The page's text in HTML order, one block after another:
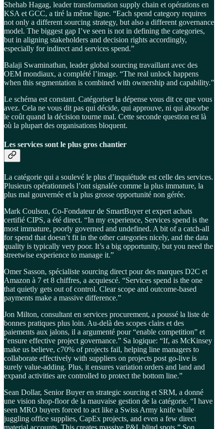
Shehab Hagag, leader transformation supply chain et opérations en
KSA et GCC, a tiré la même ligne. “Each spend category requires
not only a different sourcing strategy, but also a different governance
model. The biggest gap I’ve seen is not in defining the categories,
but in aligning stakeholders and decision rights accordingly,
especially for indirect and services spend.”
Balaji Swaminathan, leader global sourcing travaillant avec des
OEM mondiaux, a complété l’image. “The real unlock happens
when this segmentation is combined with ownership and capability.”
Le schéma est constant. Catégoriser la dépense vous dit ce que vous
avez. Cela ne vous dit pas qui décide, qui approuve, ni qui absorbe
le coût quand la décision tourne mal. Cette seconde question est là
où la plupart des organisations bloquent.
Les services sont le plus gros chantier
La catégorie qui a soulevé le plus d’inquiétude est celle des services.
Plusieurs opérationnels l’ont signalée comme la plus immature, la
plus mal gouvernée et la plus grosse opportunité non gérée.
Mark Coulson, Co-Fondateur de SmartBuyer et expert achats
certifié CIPS, a été direct. “In my experience, Services spend is the
most immature, poorly governed and undefined. A bit of a catch-all
for spend that doesn’t fit in the other categories nicely, and the data
quality is typically very poor. It’s a big opportunity, but you need the
streetwise experience to manage it.”
Omer Sasson, spécialiste sourcing direct pour des marques D2C et
Amazon à 7 et 8 chiffres, a acquiescé. “Services spend is the one
that quietly gets out of control. Clear scope and outcome-based
payments make a massive difference.”
Jon Milton, consultant en services procurement, a poussé la liste de
bonnes pratiques plus loin. Au-delà des scopes clairs et des
paiements aux jalons, il a argumenté pour “enable competition” et
“ensure effective project governance.” Sa logique: “If, as McKinsey
make us believe, c70% of projects fail, helping line managers to
collaborate effectively with suppliers on projects post go-live is
surely value-adding. Plus, it ensures variation orders and land and
expand activities are controlled to protect the bottom line.”
Sean Dollar, Senior Buyer en strategic sourcing et SRM, a donné
une vision shop-floor de la mauvaise gestion de la catégorie. “I have
seen MRO buyers forced to act like a Swiss Army knife while
juggling office supplies, CapEx projects, and even a few direct
material accounts. This creates massive P&L blind spots.” Son